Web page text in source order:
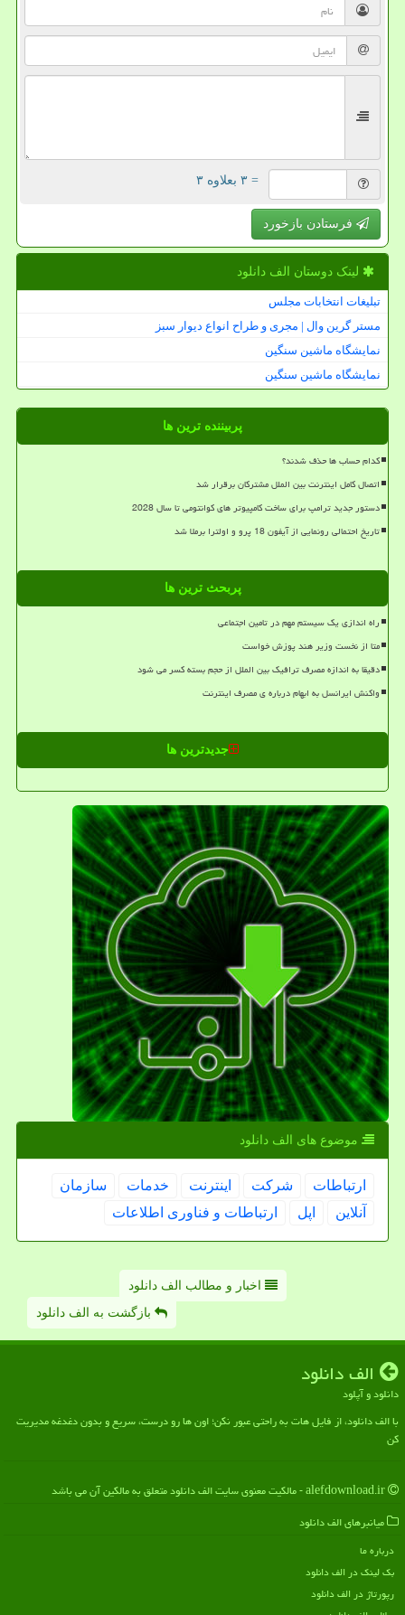
= ۳ بعلاوه ۳
فرستادن بازخورد
لینک دوستان الف دانلود
تبلیغات انتخابات مجلس
مستر گرین وال | مجری و طراح انواع دیوار سبز
نمایشگاه ماشین سنگین
نمایشگاه ماشین سنگین
پربیننده ترین ها
کدام حساب ها حذف شدند؟
اتصال کامل اینترنت بین الملل مشترکان برقرار شد
دستور جدید ترامپ برای ساخت کامپیوتر های کوانتومی تا سال 2028
تاریخ احتمالی رونمایی از آیفون 18 پرو و اولترا برملا شد
پربحث ترین ها
راه اندازی یک سیستم مهم در تامین اجتماعی
متا از نخست وزیر هند پوزش خواست
دقیقا به اندازه مصرف ترافیک بین الملل از حجم بسته کسر می شود
واکنش ایرانسل به ابهام درباره ی مصرف اینترنت
جدیدترین ها
موضوع های الف دانلود
ارتباطات شركت اینترنت خدمات
سازمان
آنلاین
اپل ارتباطات و فناوری اطلاعات
اخبار و مطالب الف دانلود
بازگشت به الف دانلود
الف دانلود
دانلود و آپلود
با الف دانلود، از فایل هات به راحتی عبور نکن؛ اون ها رو درست، سریع و بدون دغدغه مدیریت
کن
میانبرهای الف دانلود
درباره ما
بک لینک در الف دانلود
رپورتاژ در الف دانلود